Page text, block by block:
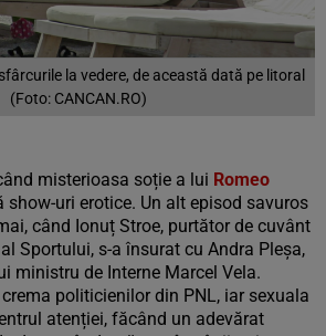
la vedere, de această dată pe litoral
(Foto: CANCAN.RO)
misterioasa soție a lui Romeo
show-uri erotice. Un alt episod savuros
când Ionuț Stroe, purtător de cuvânt
Sportului, s-a însurat cu Andra Pleșa,
ministru de Interne Marcel Vela.
politicienilor din PNL, iar sexuala
atenției, făcând un adevărat